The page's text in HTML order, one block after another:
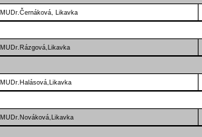
MUDr.Černáková, Likavka
MUDr.Rázgová,Likavka
MUDr.Halásová,Likavka
MUDr.Nováková,Likavka